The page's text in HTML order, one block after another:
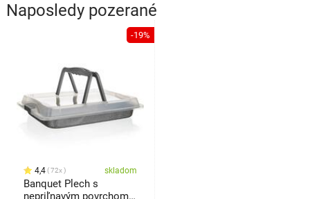
Naposledy pozerané
-19%
4,4 72x skladom
Banquet Plech s
nepriľnavým povrchom